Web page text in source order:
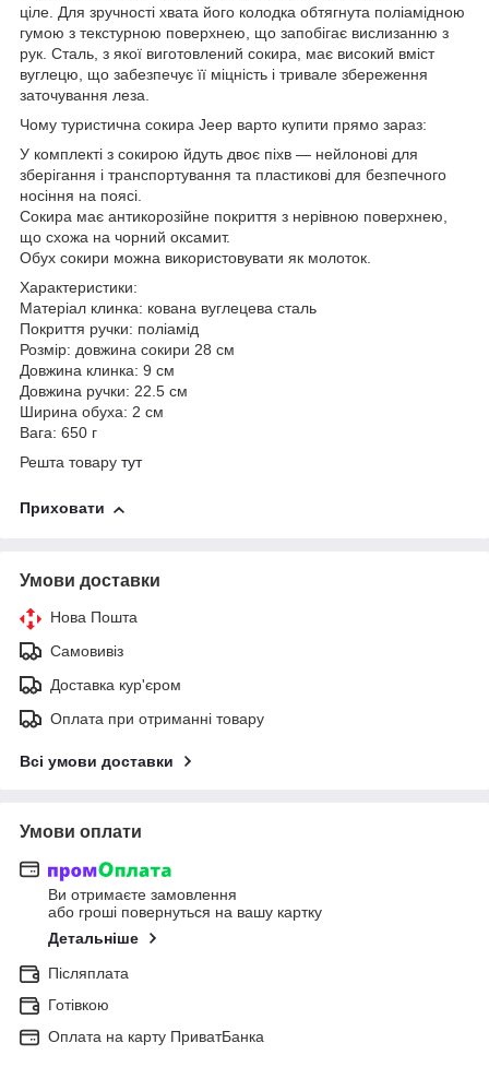
ціле. Для зручності хвата його колодка обтягнута поліамідною
гумою з текстурною поверхнею, що запобігає вислизанню з
рук. Сталь, з якої виготовлений сокира, має високий вміст
вуглецю, що забезпечує її міцність і тривале збереження
заточування леза.
Чому туристична сокира Jeep варто купити прямо зараз:
У комплекті з сокирою йдуть двоє піхв — нейлонові для
зберігання і транспортування та пластикові для безпечного
носіння на поясі.
Сокира має антикорозійне покриття з нерівною поверхнею,
що схожа на чорний оксамит.
Обух сокири можна використовувати як молоток.
Характеристики:
Матеріал клинка: кована вуглецева сталь
Покриття ручки: поліамід
Розмір: довжина сокири 28 см
Довжина клинка: 9 см
Довжина ручки: 22.5 см
Ширина обуха: 2 см
Вага: 650 г
Решта товару тут
Приховати
Умови доставки
Нова Пошта
Самовивіз
Доставка кур'єром
Оплата при отриманні товару
Всі умови доставки
Умови оплати
Ви отримаєте замовлення
або гроші повернуться на вашу картку
Детальніше
Післяплата
Готівкою
Оплата на карту ПриватБанка